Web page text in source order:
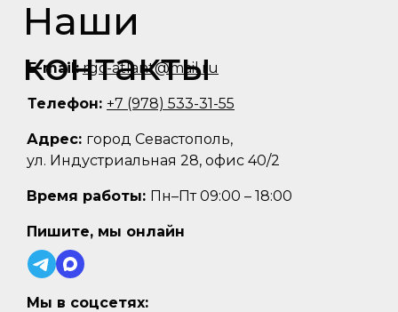
Мы в соцсетях:
Пишите, мы онлайн
Время работы: Пн–Пт 09:00 – 18:00
Адрес: город Севастополь,
ул. Индустриальная 28, офис 40/2
Телефон: +7 (978) 533-31-55
E-mail: rgc-atlant@mail.ru
Наши
контакты